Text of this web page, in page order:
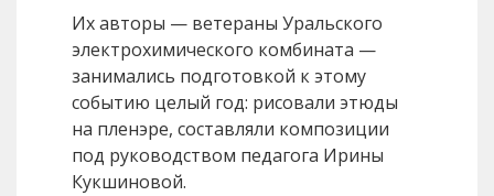
Их авторы — ветераны Уральского
электрохимического комбината —
занимались подготовкой к этому
событию целый год: рисовали этюды
на пленэре, составляли композиции
под руководством педагога Ирины
Кукшиновой.